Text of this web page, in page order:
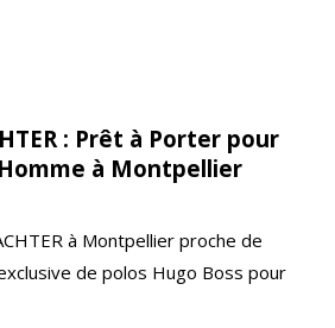
: Prêt à Porter pour
à Montpellier
à Montpellier proche de
de polos Hugo Boss pour